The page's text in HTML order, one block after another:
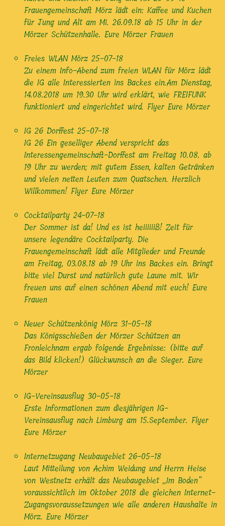
Frauengemeinschaft Mörz lädt ein: Kaffee und Kuchen
für Jung und Alt am Mi. 26.09.18 ab 15 Uhr in der
Mörzer Schützenhalle. Eure Mörzer Frauen
Freies WLAN Mörz 25-07-18
Zu einem Info-Abend zum freien WLAN für Mörz lädt
die IG alle Interessierten ins Backes ein.Am Dienstag,
14.08.2018 um 19.30 Uhr wird erklärt, wie FREIFUNK
funktioniert und eingerichtet wird. Flyer Eure Mörzer
IG 26 Dorffest 25-07-18
IG 26 Ein geselliger Abend verspricht das
Interessengemeinschaft-Dorffest am Freitag 10.08. ab
19 Uhr zu werden; mit gutem Essen, kalten Getränken
und vielen netten Leuten zum Quatschen. Herzlich
Willkommen! Flyer Eure Mörzer
Cocktailparty 24-07-18
Der Sommer ist da! Und es ist heiiiiiiß! Zeit für
unsere legendäre Cocktailparty. Die
Frauengemeinschaft lädt alle Mitglieder und Freunde
am Freitag, 03.08.18 ab 19 Uhr ins Backes ein. Bringt
bitte viel Durst und natürlich gute Laune mit. Wir
freuen uns auf einen schönen Abend mit euch! Eure
Frauen
Neuer Schützenkönig Mörz 31-05-18
Das Königsschießen der Mörzer Schützen an
Fronleichnam ergab folgende Ergebnisse: (bitte auf
das Bild klicken!) Glückwunsch an die Sieger. Eure
Mörzer
IG-Vereinsausflug 30-05-18
Erste Informationen zum diesjährigen IG-
Vereinsausflug nach Limburg am 15.September. Flyer
Eure Mörzer
Internetzugang Neubaugebiet 26-05-18
Laut Mitteilung von Achim Weidung und Herrn Heise
von Westnetz erhält das Neubaugebiet „Im Boden“
voraussichtlich im Oktober 2018 die gleichen Internet-
Zugangsvoraussetzungen wie alle anderen Haushalte in
Mörz. Eure Mörzer